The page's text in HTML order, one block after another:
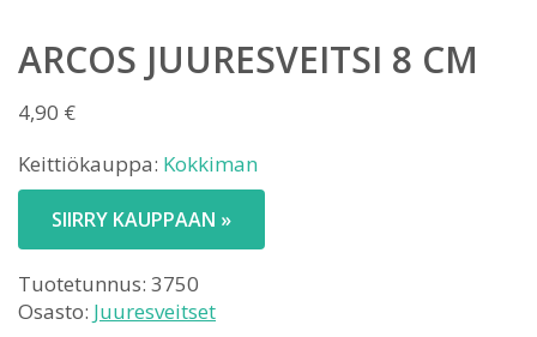
ARCOS JUURESVEITSI 8 CM
4,90 €
Keittiökauppa: Kokkiman
SIIRRY KAUPPAAN »
Tuotetunnus: 3750
Osasto: Juuresveitset